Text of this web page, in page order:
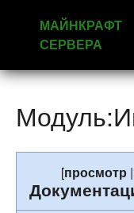
МАЙНКРАФТ
СЕРВЕРА
[просмотр |